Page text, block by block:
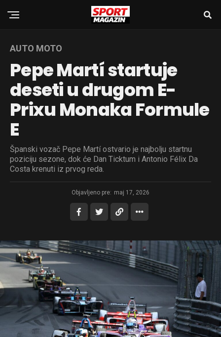
AUTO MOTO
Pepe Martí startuje
deseti u drugom E-
Prixu Monaka Formule
E
Španski vozač Pepe Martí ostvario je najbolju startnu
poziciju sezone, dok će Dan Ticktum i Antonio Félix Da
Costa krenuti iz prvog reda.
Objavljeno pre: maj 17, 2026